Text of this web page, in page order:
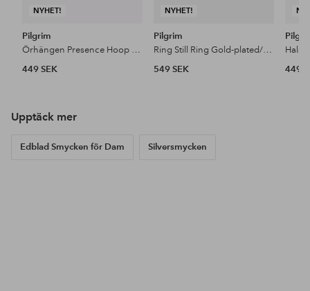
NYHET!
Pilgrim
Örhängen Presence Hoop Earrings Gold-plated
449 SEK
NYHET!
Pilgrim
Ring Still Ring Gold-plated/brown
549 SEK
449
Upptäck mer
Edblad Smycken för Dam Silversmycken